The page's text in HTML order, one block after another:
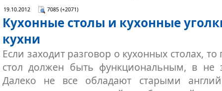
19.10.2012 7085 (+2071)
Кухонные столы и кухонные
кухни
Если заходит разговор о кухонных столах,
стол должен быть функциональным, в не
Далеко не все обладают старыми